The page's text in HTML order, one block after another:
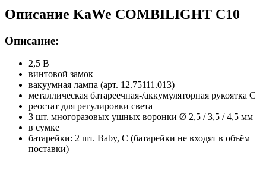
Описание KaWe COMBILIGHT C10
Описание:
2,5 В
винтовой замок
вакуумная лампа (арт. 12.75111.013)
металлическая батареечная-/аккумуляторная рукоятка C
реостат для регулировки света
3 шт. многоразовых ушных воронки Ø 2,5 / 3,5 / 4,5 мм
в сумке
батарейки: 2 шт. Baby, C (батарейки не входят в объём
поставки)